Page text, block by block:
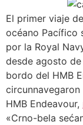
El primer viaje
océano Pacífico
por la Royal
desde agosto de
bordo del HMB
HMB Endeavour,
«Crno-bela